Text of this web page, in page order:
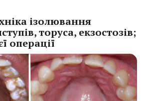
ізолювання
торуса, екзостозів;
операції